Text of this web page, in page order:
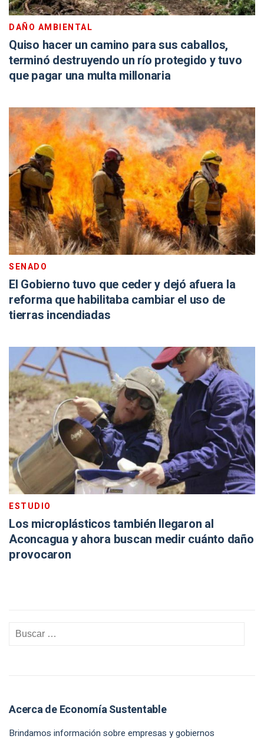
DAÑO AMBIENTAL
Quiso hacer un camino para sus caballos,
terminó destruyendo un río protegido y tuvo
que pagar una multa millonaria
SENADO
El Gobierno tuvo que ceder y dejó afuera la
reforma que habilitaba cambiar el uso de
tierras incendiadas
ESTUDIO
Los microplásticos también llegaron al
Aconcagua y ahora buscan medir cuánto daño
provocaron
Acerca de Economía Sustentable
Brindamos información sobre empresas y gobiernos